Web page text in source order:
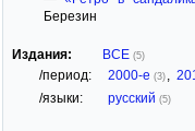
Березин
Издания: ВСЕ (5)
/период: 2000-е (3)
/языки: русский (5)